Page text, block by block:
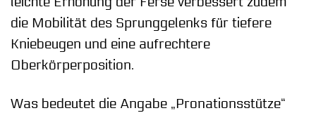
die Mobilität des Sprunggelenks für tiefere
Kniebeugen und eine aufrechtere
Oberkörperposition.
Was bedeutet die Angabe „Pronationsstütze“